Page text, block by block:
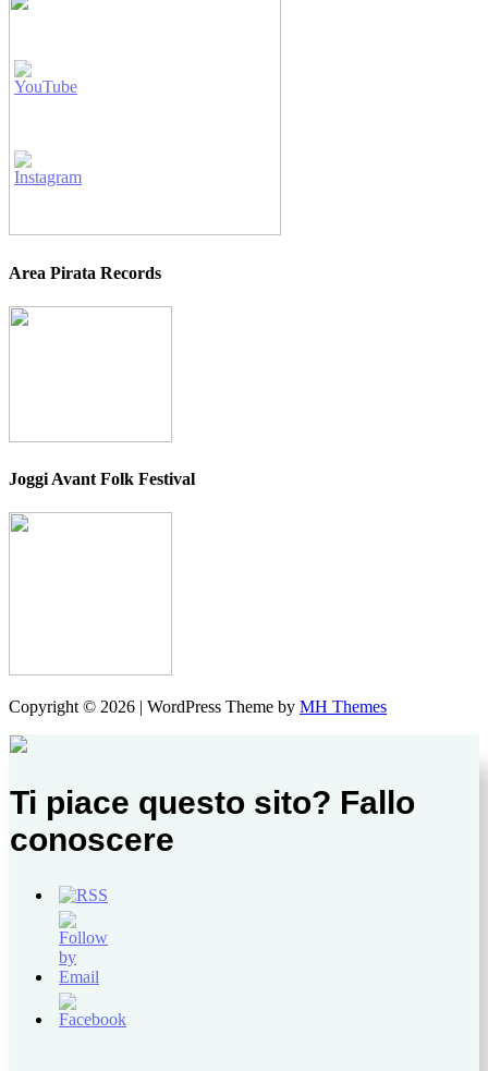
Area Pirata Records
Joggi Avant Folk Festival
Copyright © 2026 | WordPress Theme by MH Themes
Ti piace questo sito? Fallo
conoscere